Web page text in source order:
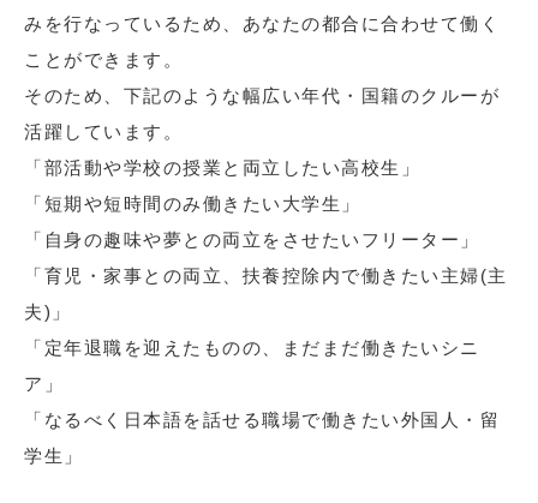
みを行なっているため、あなたの都合に合わせて働く
ことができます。
そのため、下記のような幅広い年代・国籍のクルーが
活躍しています。
「部活動や学校の授業と両立したい高校生」
「短期や短時間のみ働きたい大学生」
「自身の趣味や夢との両立をさせたいフリーター」
「育児・家事との両立、扶養控除内で働きたい主婦(主
夫)」
「定年退職を迎えたものの、まだまだ働きたいシニ
ア」
「なるべく日本語を話せる職場で働きたい外国人・留
学生」